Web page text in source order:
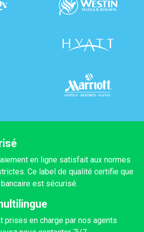
en ligne satisfait aux normes
Ce label de qualité certifie que
est sécurisé.
prises en charge par nos agents